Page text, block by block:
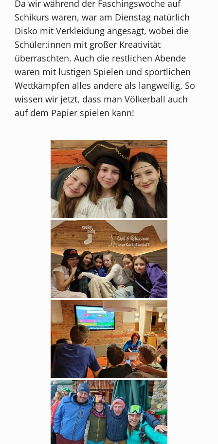
Da wir während der Faschingswoche auf
Schikurs waren, war am Dienstag natürlich
Disko mit Verkleidung angesagt, wobei die
Schüler:innen mit großer Kreativität
überraschten. Auch die restlichen Abende
waren mit lustigen Spielen und sportlichen
Wettkämpfen alles andere als langweilig. So
wissen wir jetzt, dass man Völkerball auch
auf dem Papier spielen kann!